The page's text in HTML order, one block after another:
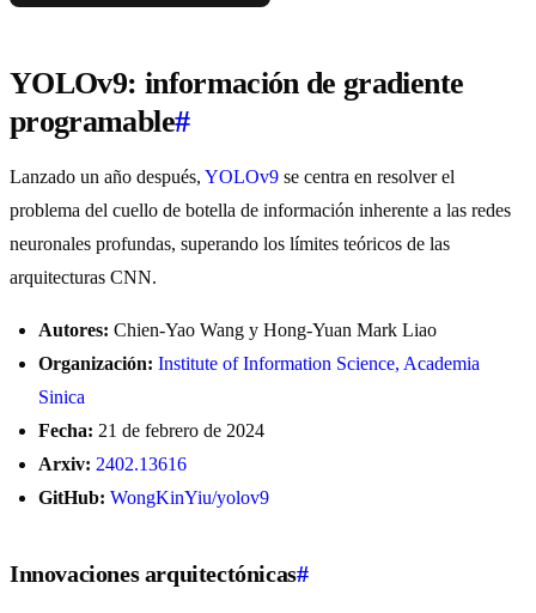
YOLOv9: información de gradiente
programable#
Lanzado un año después, YOLOv9 se centra en resolver el
problema del cuello de botella de información inherente a las redes
neuronales profundas, superando los límites teóricos de las
arquitecturas CNN.
Autores: Chien-Yao Wang y Hong-Yuan Mark Liao
Organización: Institute of Information Science, Academia
Sinica
Fecha: 21 de febrero de 2024
Arxiv: 2402.13616
GitHub: WongKinYiu/yolov9
Innovaciones arquitectónicas#